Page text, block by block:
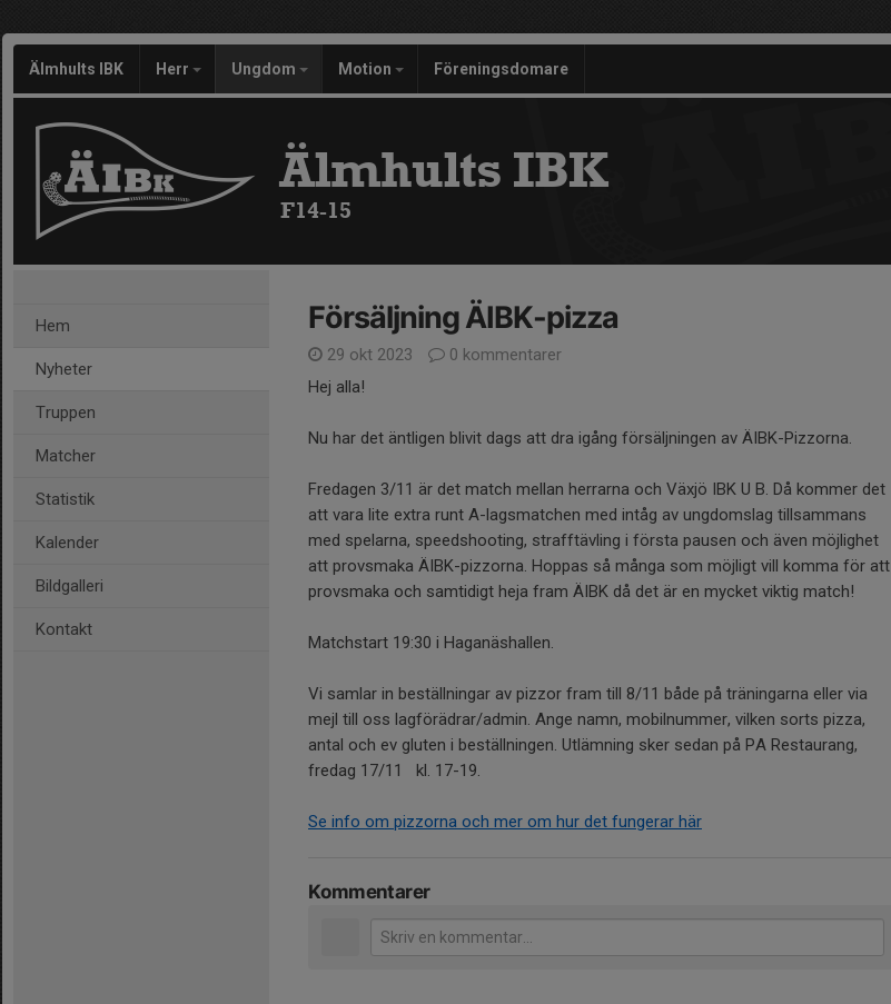
Älmhults IBK Herr Ungdom Motion Föreningsdomare
Älmhults IBK
F14-15
Hem
Nyheter
Truppen
Matcher
Statistik
Kalender
Bildgalleri
Kontakt
Försäljning ÄIBK-pizza
29 okt 2023
0 kommentarer
Hej alla!
Nu har det äntligen blivit dags att dra igång försäljningen av ÄIBK-Pizzorna.
Fredagen 3/11 är det match mellan herrarna och Växjö IBK U B. Då kommer det
att vara lite extra runt A-lagsmatchen med intåg av ungdomslag tillsammans
med spelarna, speedshooting, strafftävling i första pausen och även möjlighet
att provsmaka ÄIBK-pizzorna. Hoppas så många som möjligt vill komma för att
provsmaka och samtidigt heja fram ÄIBK då det är en mycket viktig match!
Matchstart 19:30 i Haganäshallen.
Vi samlar in beställningar av pizzor fram till 8/11 både på träningarna eller via
mejl till oss lagförädrar/admin. Ange namn, mobilnummer, vilken sorts pizza,
antal och ev gluten i beställningen. Utlämning sker sedan på PA Restaurang,
fredag 17/11 kl. 17-19.
Se info om pizzorna och mer om hur det fungerar här
Kommentarer